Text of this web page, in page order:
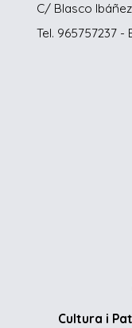
C/ Blasco
Tel. 965757237
Cultura i